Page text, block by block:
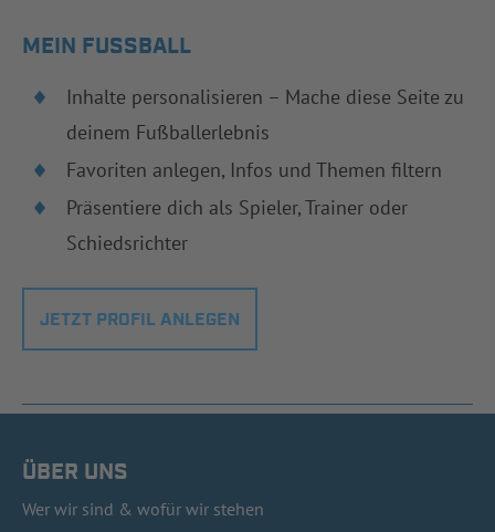
MEIN FUSSBALL
Inhalte personalisieren – Mache diese Seite zu
deinem Fußballerlebnis
Favoriten anlegen, Infos und Themen filtern
Präsentiere dich als Spieler, Trainer oder
Schiedsrichter
JETZT PROFIL ANLEGEN
ÜBER UNS
Wer wir sind & wofür wir stehen